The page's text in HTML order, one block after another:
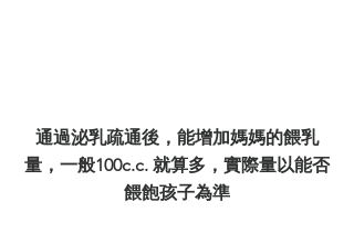
通過泌乳疏通後，能增加媽媽的餵乳
量，一般100c.c. 就算多，實際量以能否
餵飽孩子為準